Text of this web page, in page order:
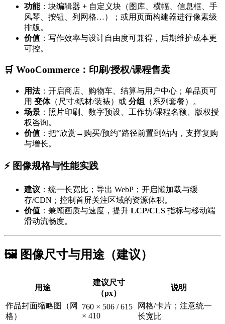
功能：块编辑器 + 自定义块（图库、横幅、信息框、手
风琴、按钮、列网格…）；或用页面构建器进行像素级
排版。
价值 ：写作效率与设计自由度可兼得，后期维护成本更
可控。
🛒 WooCommerce：印刷/授权/课程售卖
用法：开启商店、购物车、结算与用户中心；单品页可
用 变体（尺寸/纸材/装裱）或 分组
（系列套餐）。
场景 ：照片印刷、数字预设、工作坊/课程名额、版权授
权咨询。
价值 ：把“欣赏→购买/预约”路径前置到站内，支撑复购
与增长。
⚡ 图像规格与性能实践
建议 ：统一长宽比；导出 WebP；开启懒加载与缓
存/CDN；控制首屏关注区域的资源体积。
价值 ：兼顾画质与速度，提升 LCP/CLS 指标与移动端
滑动流畅度。
🖼️ 图像尺寸与用途（建议）
用途
建议尺寸
（px）
说明
作品封面缩略图（网
格）
760 × 506 / 615
× 410
网格/卡片；注意统一
长宽比